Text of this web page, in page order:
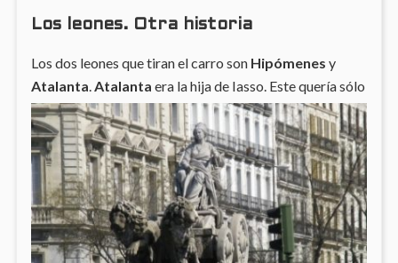
Los leones. Otra historia
Los dos leones que tiran el carro son Hipómenes y
Atalanta Atalanta era lahija de Iasso. Este quería sólo